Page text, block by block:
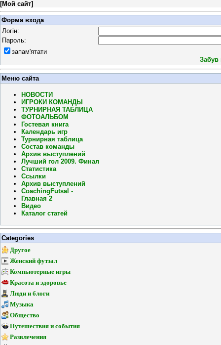
[Мой сайт]
Форма входа
Логін:
Пароль:
запам'ятати
Забув
Меню сайта
НОВОСТИ
ИГРОКИ КОМАНДЫ
ТУРНИРНАЯ ТАБЛИЦА
ФОТОАЛЬБОМ
Гостевая книга
Календарь игр
Турнирная таблица
Состав команды
Архив выступлений
Лучший гол 2009. Финал
Статистика
Ссылки
Архив выступлений
CoachingFutsal -
Главная 2
Видео
Каталог статей
Categories
Другое
Женский футзал
Компьютерные игры
Красота и здоровье
Люди и блоги
Музыка
Общество
Путешествия и события
Развлечения